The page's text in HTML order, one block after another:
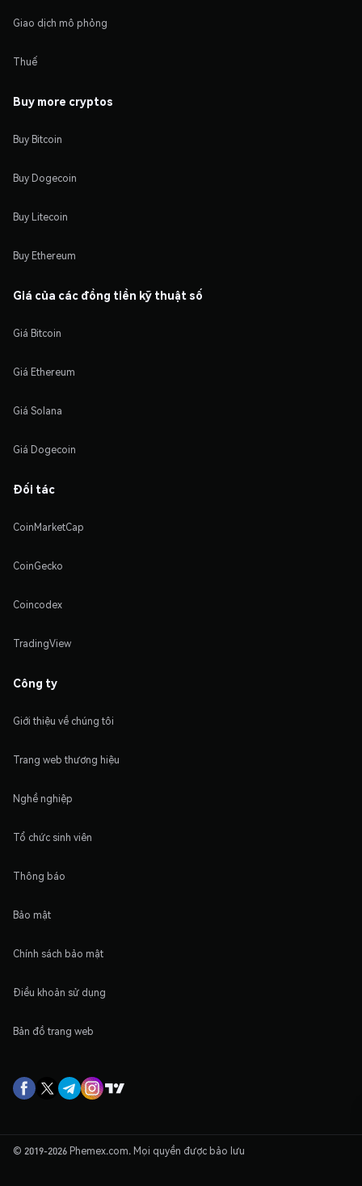
Giao dịch mô phỏng
Thuế
Buy more cryptos
Buy Bitcoin
Buy Dogecoin
Buy Litecoin
Buy Ethereum
Giá của các đồng tiền kỹ thuật số
Giá Bitcoin
Giá Ethereum
Giá Solana
Giá Dogecoin
Đối tác
CoinMarketCap
CoinGecko
Coincodex
TradingView
Công ty
Giới thiệu về chúng tôi
Trang web thương hiệu
Nghề nghiệp
Tổ chức sinh viên
Thông báo
Bảo mật
Chính sách bảo mật
Điều khoản sử dụng
Bản đồ trang web
© 2019-2026 Phemex.com. Mọi quyền được bảo lưu